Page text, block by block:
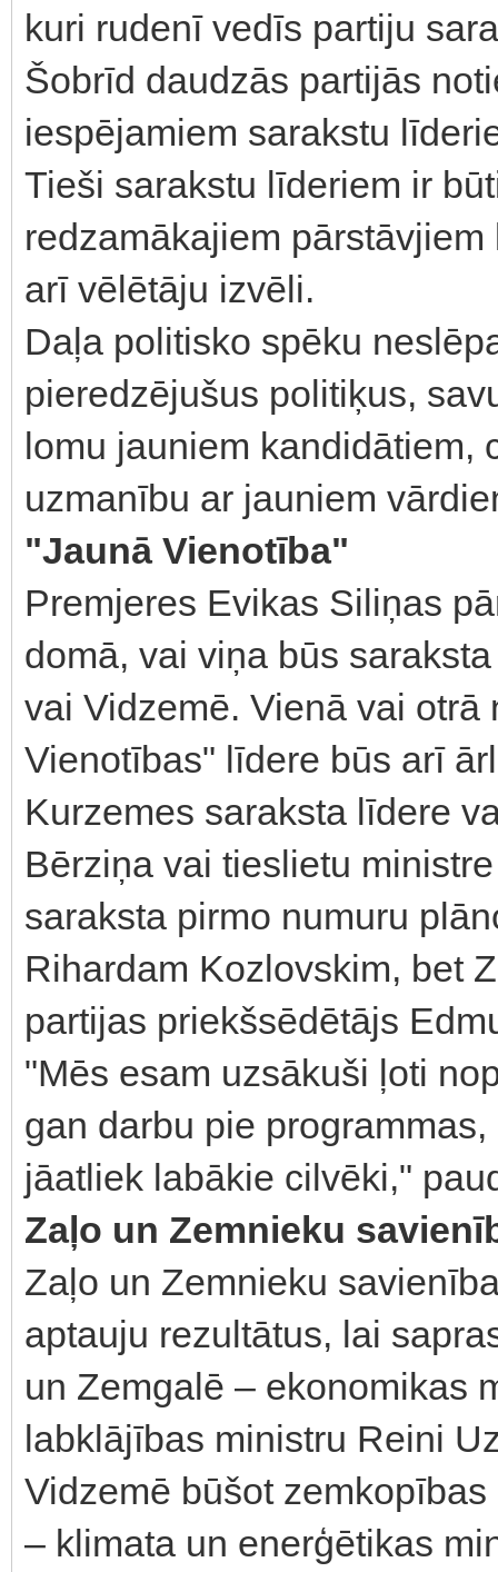
kuri rudenī vedīs partiju
Šobrīd daudzās partijās
iespējamiem sarakstu
Tieši sarakstu līderiem ir
redzamākajiem
arī vēlētāju izvēli.
Daļa politisko spēku
pieredzējušus politiķus,
lomu jauniem kandidātiem,
uzmanību ar jauniem
"Jaunā Vienotība"
Premjeres Evikas Siliņas
domā, vai viņa būs
vai Vidzemē. Vienā vai
Vienotības" līdere būs arī
Kurzemes saraksta līdere
Bērziņa vai tieslietu
saraksta pirmo numuru
Rihardam Kozlovskim, bet
partijas priekšsēdētājs
"Mēs esam uzsākuši ļoti
gan darbu pie
jāatliek labākie cilvēki,"
Zaļo un Zemnieku
Zaļo un Zemnieku
aptauju rezultātus, lai
un Zemgalē – ekonomikas
labklājības ministru Reini
Vidzemē būšot
– klimata un enerģētikas